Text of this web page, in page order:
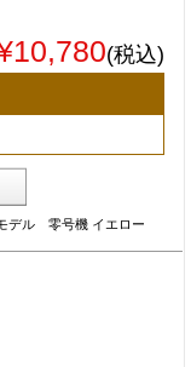
(税込)
デル 零号機 イエロー